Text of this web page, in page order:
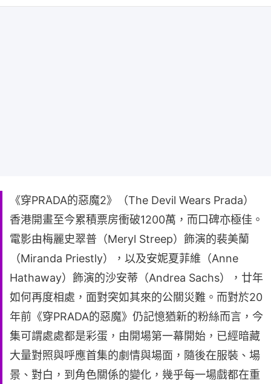
《穿PRADA的惡魔2》（The Devil Wears Prada）
香港開畫至今累積票房衝破1200萬，而口碑亦極佳。
電影由梅麗史翠普（Meryl Streep）飾演的裴美蘭
（Miranda Priestly），以及安妮夏菲維（Anne
Hathaway）飾演的沙安蒂（Andrea Sachs），廿年
如何再度相處，面對突如其來的公關災難。而對於20
年前《穿PRADA的惡魔》仍記憶猶新的粉絲而言，今
集可謂處處都是彩蛋，由開場第一幕開始，已經暗藏
大量對照與呼應首集的劇情與場面，隨後在服裝、場
景、對白，到角色關係的變化，幾乎每一場戲都在重